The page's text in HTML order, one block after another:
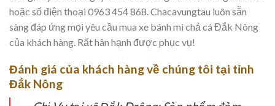
hoặc số điện thoại 0963 454 868. Chacavungtau luôn sẵn
sàng đáp ứng mọi yêu cầu mua xe bánh mì chả cá Đắk Nông
của khách hàng. Rất hân hạnh được phục vụ!
Đánh giá của khách hàng về chúng tôi tại tỉnh
Đắk Nông